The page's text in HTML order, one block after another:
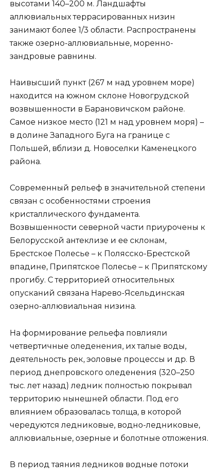
высотами 140–200 м. Ландшафты
аллювиальных террасированных низин
занимают более 1/3 области. Распространены
также озерно-аллювиальные, моренно-
зандровые равнины.
Наивысший пункт (267 м над уровнем море)
находится на южном склоне Новогрудской
возвышенности в Барановичском районе.
Самое низкое место (121 м над уровнем моря) –
в долине Западного Буга на границе с
Польшей, вблизи д. Новоселки Каменецкого
района.
Современный рельеф в значительной степени
связан с особенностями строения
кристаллического фундамента.
Возвышенности северной части приурочены к
Белорусской антеклизе и ее склонам,
Брестское Полесье – к Полясско-Брестской
впадине, Припятское Полесье – к Припятскому
прогибу. С территорией относительных
опусканий связана Нарево-Ясельдинская
озерно-аллювиальная низина.
На формирование рельефа повлияли
четвертичные оледенения, их талые воды,
деятельность рек, эоловые процессы и др. В
период днепровского оледенения (320–250
тыс. лет назад) ледник полностью покрывал
территорию нынешней области. Под его
влиянием образовалась толща, в которой
чередуются ледниковые, водно-ледниковые,
аллювиальные, озерные и болотные отложения.
В период таяния ледников водные потоки